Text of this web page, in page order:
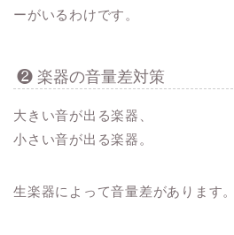
ーがいるわけです。
❷ 楽器の音量差対策
大きい音が出る楽器、
小さい音が出る楽器。
生楽器によって音量差があります。